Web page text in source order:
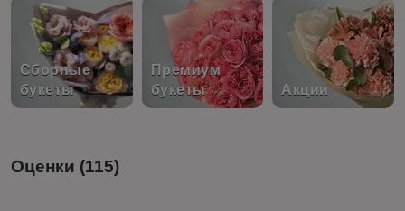
Сборные
букеты
Премиум
букеты
Акции
Оценки (115)